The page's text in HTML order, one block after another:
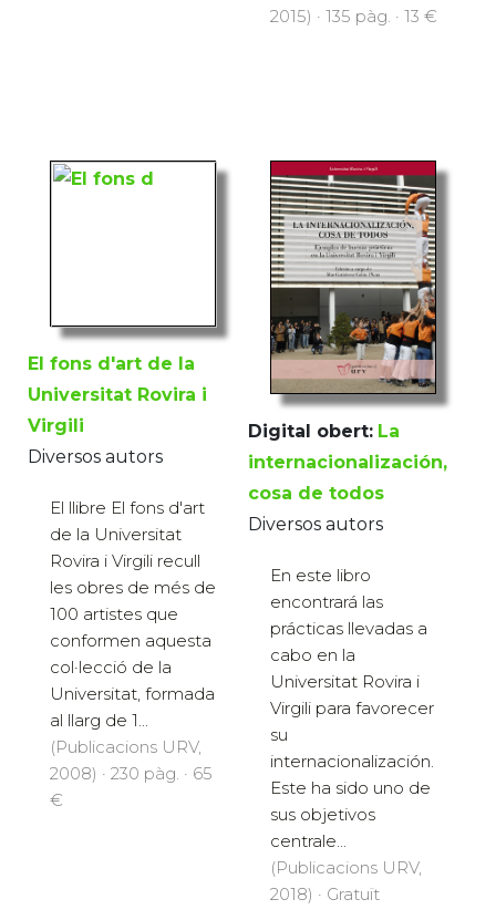
2015) · 135 pàg. · 13 €
El fons d'art de la
Universitat Rovira i
Virgili
Diversos autors
El llibre El fons d'art
de la Universitat
Rovira i Virgili recull
les obres de més de
100 artistes que
conformen aquesta
col·lecció de la
Universitat, formada
al llarg de 1...
(Publicacions URV,
2008) · 230 pàg. · 65
€
Digital obert: La
internacionalización,
cosa de todos
Diversos autors
En este libro
encontrará las
prácticas llevadas a
cabo en la
Universitat Rovira i
Virgili para favorecer
su
internacionalización.
Este ha sido uno de
sus objetivos
centrale...
(Publicacions URV,
2018) · Gratuït